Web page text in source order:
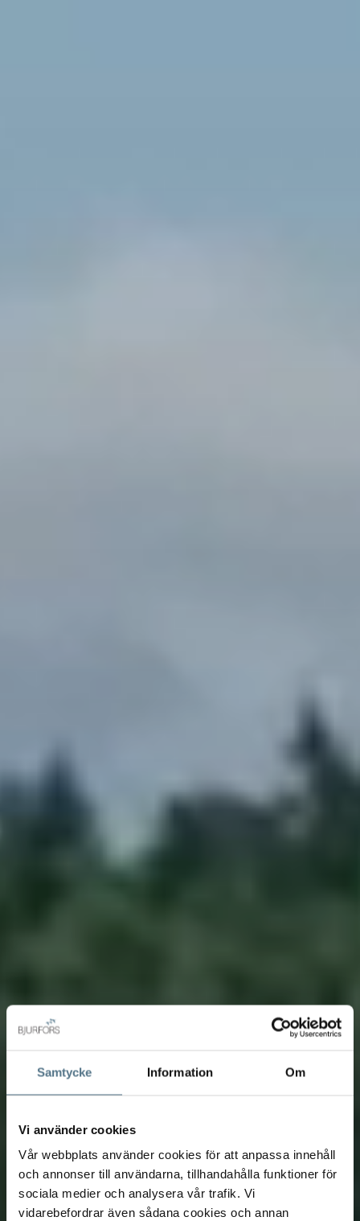
Samtycke Information Om
Vi använder cookies
Vår webbplats använder cookies för att anpassa innehåll
och annonser till användarna, tillhandahålla funktioner för
sociala medier och analysera vår trafik. Vi
vidarebefordrar även sådana cookies och annan